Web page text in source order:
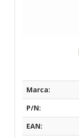
Marca:
P/N:
EAN: